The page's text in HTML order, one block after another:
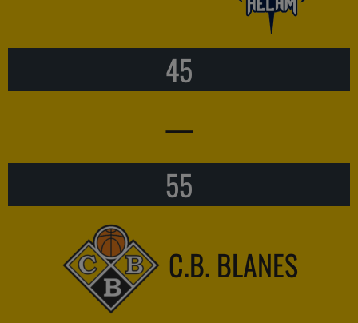
45
—
55
C.B. BLANES